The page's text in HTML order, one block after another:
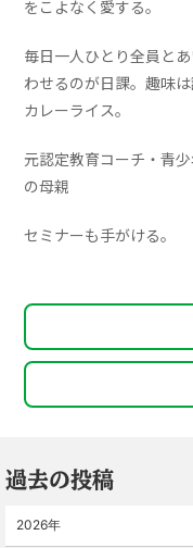
をこよなく愛する。
毎日一人ひとり全員と
わせるのが日課。趣味
カレーライス。
元認定教育コーチ・青
の母親
セミナーも手がける。
過去の投稿
2026年